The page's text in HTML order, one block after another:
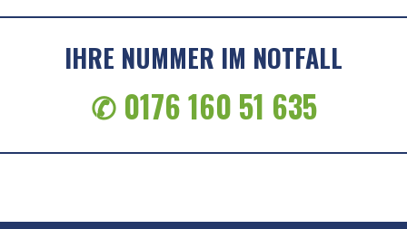
IHRE NUMMER IM NOTFALL
✆ 0176 160 51 635